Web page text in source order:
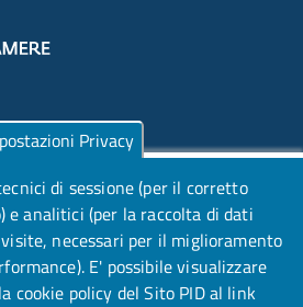
Privacy
di sessione (per il corretto
e analitici (per la raccolta di dati
necessari per il miglioramento
E' possibile visualizzare
cookie policy del Sito PID al link